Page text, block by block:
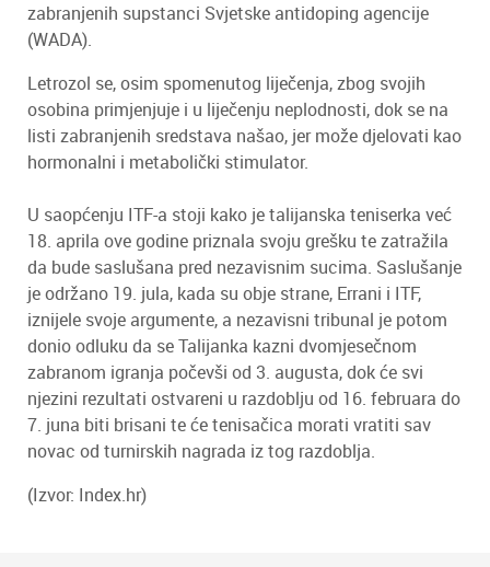
zabranjenih supstanci Svjetske antidoping agencije
(WADA).
Letrozol se, osim spomenutog liječenja, zbog svojih
osobina primjenjuje i u liječenju neplodnosti, dok se na
listi zabranjenih sredstava našao, jer može djelovati kao
hormonalni i metabolički stimulator.
U saopćenju ITF-a stoji kako je talijanska teniserka već
18. aprila ove godine priznala svoju grešku te zatražila
da bude saslušana pred nezavisnim sucima. Saslušanje
je održano 19. jula, kada su obje strane, Errani i ITF,
iznijele svoje argumente, a nezavisni tribunal je potom
donio odluku da se Talijanka kazni dvomjesečnom
zabranom igranja počevši od 3. augusta, dok će svi
njezini rezultati ostvareni u razdoblju od 16. februara do
7. juna biti brisani te će tenisačica morati vratiti sav
novac od turnirskih nagrada iz tog razdoblja.
(Izvor: Index.hr)